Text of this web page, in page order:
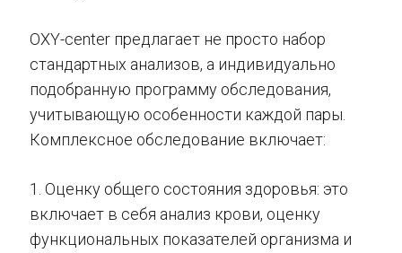
OXY-center предлагает не просто набор
стандартных анализов, а индивидуально
подобранную программу обследования,
учитывающую особенности каждой пары.
Комплексное обследование включает:
1. Оценку общего состояния здоровья: это
включает в себя анализ крови, оценку
функциональных показателей организма и